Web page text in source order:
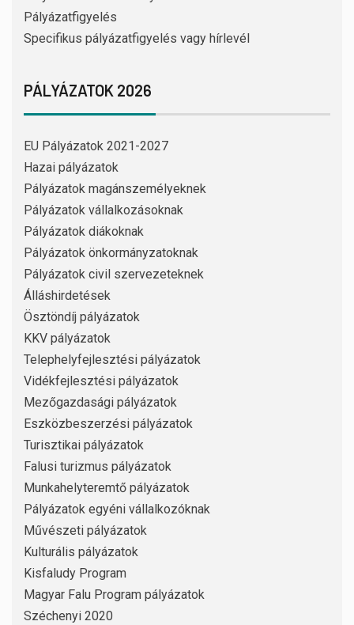
Pályázatfigyelés
Specifikus pályázatfigyelés vagy hírlevél
PÁLYÁZATOK 2026
EU Pályázatok 2021-2027
Hazai pályázatok
Pályázatok magánszemélyeknek
Pályázatok vállalkozásoknak
Pályázatok diákoknak
Pályázatok önkormányzatoknak
Pályázatok civil szervezeteknek
Álláshirdetések
Ösztöndíj pályázatok
KKV pályázatok
Telephelyfejlesztési pályázatok
Vidékfejlesztési pályázatok
Mezőgazdasági pályázatok
Eszközbeszerzési pályázatok
Turisztikai pályázatok
Falusi turizmus pályázatok
Munkahelyteremtő pályázatok
Pályázatok egyéni vállalkozóknak
Művészeti pályázatok
Kulturális pályázatok
Kisfaludy Program
Magyar Falu Program pályázatok
Széchenyi 2020